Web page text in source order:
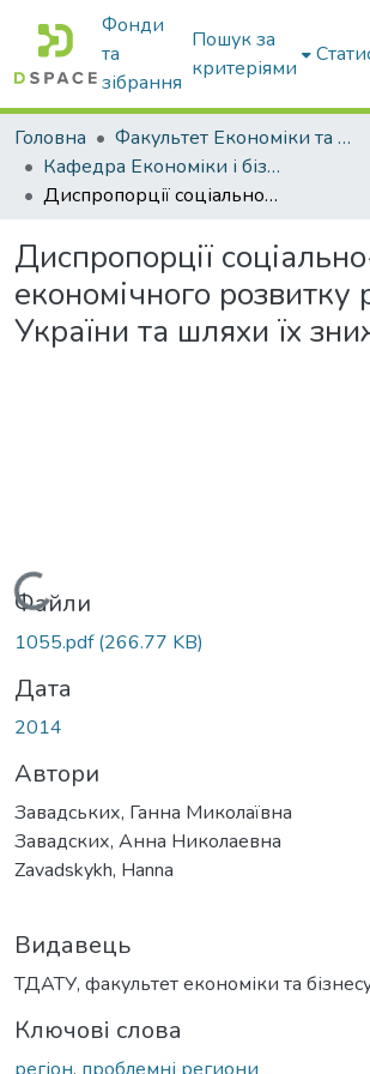
Фонди
та
зібрання
Пошук за
критеріями
Головна
Факультет Економіки та бізнесу
Кафедра Економіки і бізнесу
Диспропорції соціально-економічного розвитку регіонів України та шляхи їх зниження
Диспропорції
економічного розвитку
України та шляхи їх
Вантажиться...
Файли
1055.pdf(266.77 KB)
Дата
2014
Автори
Завадських, Ганна Миколаївна
Завадских, Анна Николаевна
Zavadskykh, Hanna
Видавець
ТДАТУ, факультет економіки та
Ключові слова